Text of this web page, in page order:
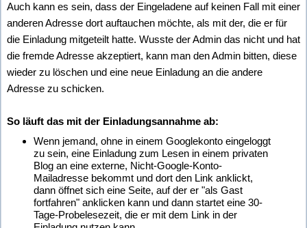
Auch kann es sein, dass der Eingeladene auf keinen Fall mit einer
anderen Adresse dort auftauchen möchte, als mit der, die er für
die Einladung mitgeteilt hatte. Wusste der Admin das nicht und hat
die fremde Adresse akzeptiert, kann man den Admin bitten, diese
wieder zu löschen und eine neue Einladung an die andere
Adresse zu schicken.
So läuft das mit der Einladungsannahme ab:
Wenn jemand, ohne in einem Googlekonto eingeloggt
zu sein, eine Einladung zum Lesen in einem privaten
Blog an eine externe, Nicht-Google-Konto-
Mailadresse bekommt und dort den Link anklickt,
dann öffnet sich eine Seite, auf der er "als Gast
fortfahren" anklicken kann und dann startet eine 30-
Tage-Probelesezeit, die er mit dem Link in der